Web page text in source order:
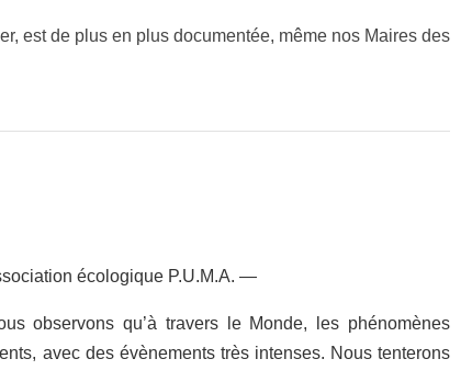
est de plus en plus documentée, même nos Maires des
écologique P.U.M.A. —
observons qu’à travers le Monde, les phénomènes
avec des évènements très intenses. Nous tenterons